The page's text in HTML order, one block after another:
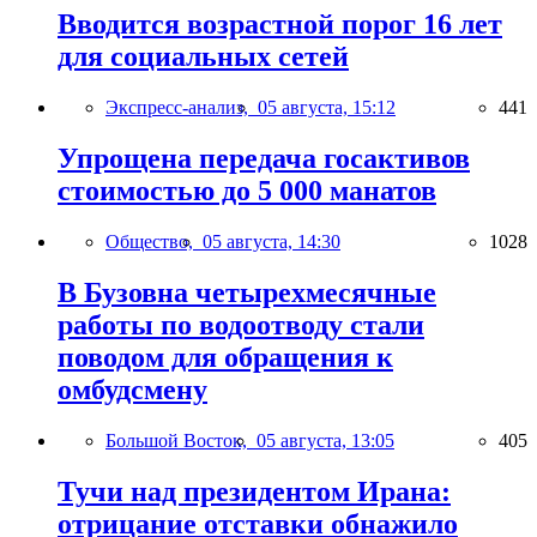
Вводится возрастной порог 16 лет
для социальных сетей
Экспресс-анализ, 05 августа, 15:12 441
Упрощена передача госактивов
стоимостью до 5 000 манатов
Общество, 05 августа, 14:30 1028
В Бузовна четырехмесячные
работы по водоотводу стали
поводом для обращения к
омбудсмену
Большой Восток, 05 августа, 13:05 405
Тучи над президентом Ирана:
отрицание отставки обнажило